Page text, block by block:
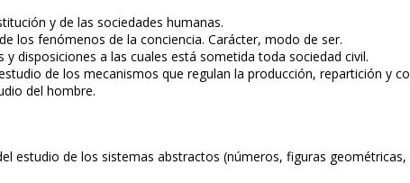
y de las sociedades humanas.
los fenómenos de la conciencia. Carácter, modo de ser.
disposiciones a las cuales está sometida toda sociedad civil.
de los mecanismos que regulan la producción, repartición y
del hombre.
estudio de los sistemas abstractos (números, figuras geométricas,